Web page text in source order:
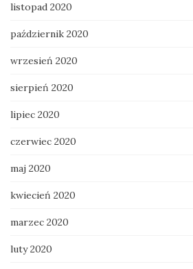
listopad 2020
październik 2020
wrzesień 2020
sierpień 2020
lipiec 2020
czerwiec 2020
maj 2020
kwiecień 2020
marzec 2020
luty 2020